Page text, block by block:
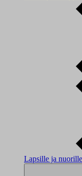
Lapsille ja nuorille